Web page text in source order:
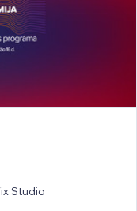
Studio